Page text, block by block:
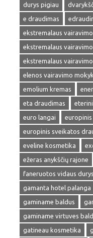
durys pigiau
e draudimas
ekstremalaus
ekstremalaus
ekstremalaus
elenos vairavimo
emolium kremas
eta draudimas
euro langai
europinis sveikatos
eveline kosmetika
ežeras anykščių rajone
faneruotos vidaus durys
gamanta hotel palanga
gaminame baldus
gaminame virtuves
gatineau kosmetika